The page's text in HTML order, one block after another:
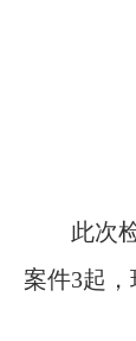
此次
案件3起，